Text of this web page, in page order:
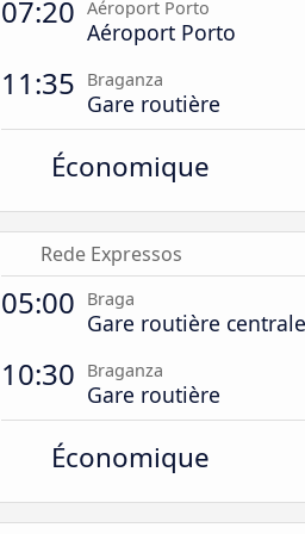
07:20 Aéroport Porto
Aéroport Porto
11:35 Braganza
Gare routière
Économique
Rede Expressos
05:00 Braga
Gare routière centrale
10:30 Braganza
Gare routière
Économique